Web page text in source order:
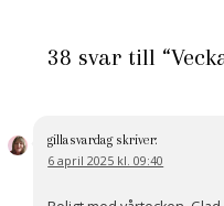
38 svar till
gillasvardag skriver:
6 april 2025 kl. 09:40